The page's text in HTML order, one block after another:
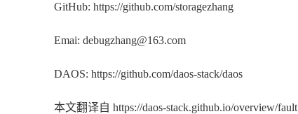
GitHub: https://github.com/storagezhang
Emai: debugzhang@163.com
DAOS: https://github.com/daos-stack/daos
本文翻译自 https://daos-stack.github.io/overview/fault